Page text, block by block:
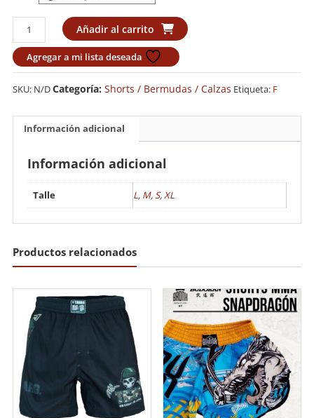
Short
Muay
Thai
Tribo
"Tigre"
cantidad
Añadir al carrito
Agregar a mi lista deseada
SKU: N/DCategoría: Shorts / Bermudas / Calzas Etiqueta: F
Información adicional
Información adicional
Talle L, M,S,XL
Productos relacionados